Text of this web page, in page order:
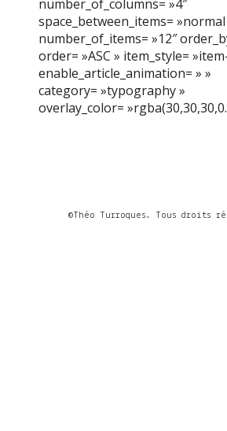
number_of_columns= »4″
space_between_items= »normal
number_of_items= »12″
order= »ASC » item_style=
enable_article_animation= » »
category= »typography »
overlay_color=
©Théo Turroques. Tous droits